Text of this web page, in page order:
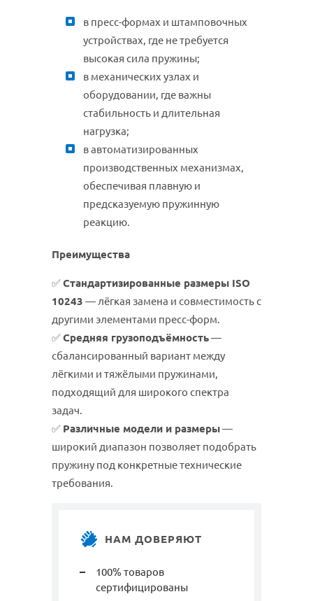
в пресс-формах и штамповочных
устройствах, где не требуется
высокая сила пружины;
в механических узлах и
оборудовании, где важны
стабильность и длительная
нагрузка;
в автоматизированных
производственных механизмах,
обеспечивая плавную и
предсказуемую пружинную
реакцию.
Преимущества
✅Стандартизированные размеры ISO
10243 — лёгкая замена и совместимость с
другими элементами пресс-форм.
✅Средняя грузоподъёмность—
сбалансированный вариант между
лёгкими и тяжёлыми пружинами,
подходящий для широкого спектра
задач.
✅ Различные модели и размеры—
широкий диапазон позволяет подобрать
пружину под конкретные технические
требования.
НАМ ДОВЕРЯЮТ
100% товаров
сертифицированы